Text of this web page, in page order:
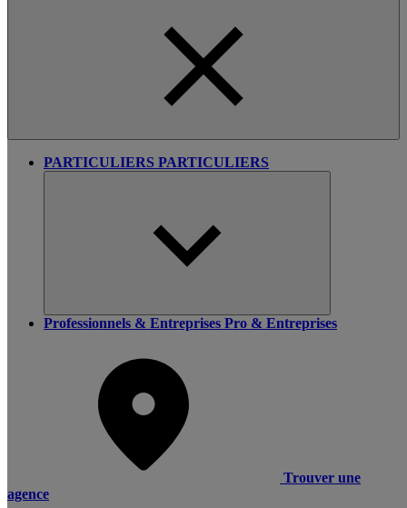
PARTICULIERS PARTICULIERS
Professionnels & Entreprises Pro & Entreprises
Trouver une
agence